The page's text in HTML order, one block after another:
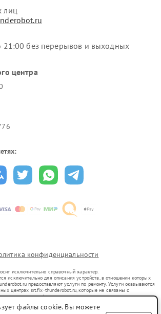
лиц
без перерывов и выходных
центра
конфиденциальности
исключительно справочный характер.
исключительно для описания устройств, в отношении которых
предоставляют услуги по ремонту. Услуги оказываются
центрах srt.fix-thunderobot.ru, которые не связаны с
знаков или их официальными представителями.
уже введенных в гражданский оборот в соответствии
файлы cookie. Вы можете